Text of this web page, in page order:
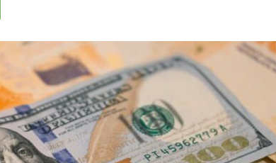
Noticias